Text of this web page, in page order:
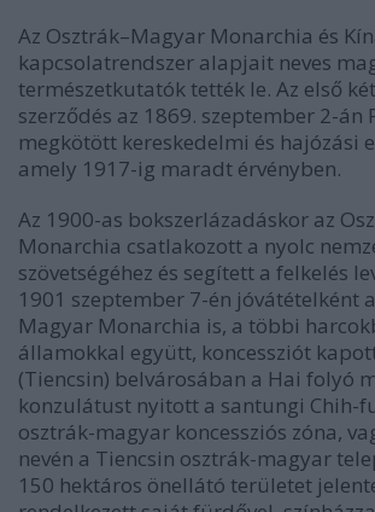
Az Osztrák–Magyar Monarchia és
kapcsolatrendszer alapjait neves
természetkutatók tették le. Az első
szerződés az 1869. szeptember 2-án
megkötött kereskedelmi és hajózási
amely 1917-ig maradt érvényben.
Az 1900-as bokszerlázadáskor az
Monarchia csatlakozott a nyolc
szövetségéhez és segített a felkelés
1901 szeptember 7-én jóvátételként
Magyar Monarchia is, a többi
államokkal együtt, koncessziót
(Tiencsin) belvárosában a Hai folyó
konzulátust nyitott a santungi Chih-
osztrák-magyar koncessziós zóna,
nevén a Tiencsin osztrák-magyar
150 hektáros önellátó területet